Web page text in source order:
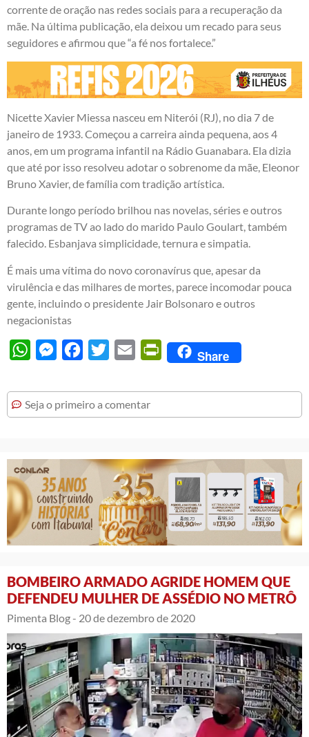
corrente de oração nas redes sociais para a recuperação da
mãe. Na última publicação, ela deixou um recado para seus
seguidores e afirmou que “a fé nos fortalece.”
Nicette Xavier Miessa nasceu em Niterói (RJ), no dia 7 de
janeiro de 1933. Começou a carreira ainda pequena, aos 4
anos, em um programa infantil na Rádio Guanabara. Ela dizia
que até por isso resolveu adotar o sobrenome da mãe, Eleonor
Bruno Xavier, de família com tradição artística.
Durante longo período brilhou nas novelas, séries e outros
programas de TV ao lado do marido Paulo Goulart, também
falecido. Esbanjava simplicidade, ternura e simpatia.
É mais uma vítima do novo coronavírus que, apesar da
virulência e das milhares de mortes, parece incomodar pouca
gente, incluindo o presidente Jair Bolsonaro e outros
negacionistas
WhatsAppMessengerFacebook
Twitter Email PrintFriendly
Share
Seja o primeiro a comentar
BOMBEIRO ARMADO AGRIDE HOMEM QUE
DEFENDEU MULHER DE ASSÉDIO NO METRÔ
Pimenta Blog - 20 de dezembro de 2020